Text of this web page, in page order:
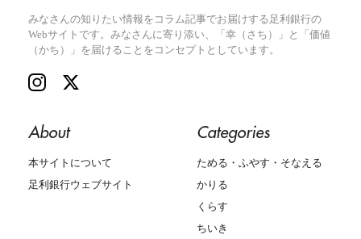
みなさんの知りたい情報をコラム記事でお届けする足利銀行の
Webサイトです。みなさんに寄り添い、「幸（さち）」と「価値
（かち）」を届けることをコンセプトとしています。
About
本サイトについて
足利銀行ウェブサイト
Categories
ためる・ふやす・そなえる
かりる
くらす
ちいき